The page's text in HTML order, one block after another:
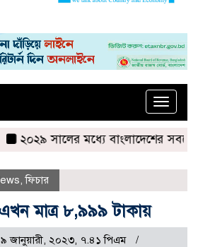
Toggle
সালের মধ্যে বাংলাদেশের সবচেয়ে
,ফিচার
এখন মাত্র ৮,৯৯৯ টাকায়
জানুয়ারী, ২০২৩, ৭.৪১ পিএম